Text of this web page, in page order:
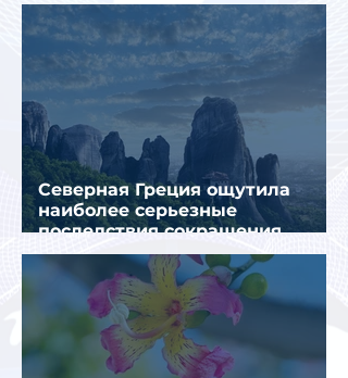
Северная Греция ощутила
наиболее серьезные
последствия сокращения
турпотока из России